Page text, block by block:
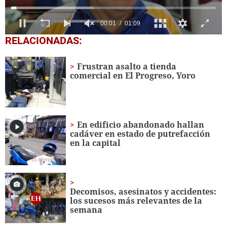
0
seconds
1
minute,
seconds
RELACIONADAS:
Frustran asalto a tienda
comercial en El Progreso, Yoro
En edificio abandonado hallan
cadáver en estado de putrefacción
en la capital
Decomisos, asesinatos y accidentes:
los sucesos más relevantes de la
semana